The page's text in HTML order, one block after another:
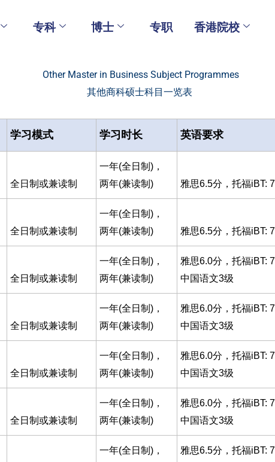
专科 博士 专职 香港院校
Other Master in Business Subject Programmes
其他商科硕士科目一览表 ​
学习模式 学习时长 英语要求
全日制或兼读制
一年(全日制)，
两年(兼读制)
雅思6.5分，托福iBT:
全日制或兼读制
一年(全日制)，
两年(兼读制)
雅思6.5分，托福iBT:
全日制或兼读制
一年(全日制)，
两年(兼读制)
雅思6.0分，托福iBT:
中国语文3级
全日制或兼读制
一年(全日制)，
两年(兼读制)
雅思6.0分，托福iBT:
中国语文3级
全日制或兼读制
一年(全日制)，
两年(兼读制)
雅思6.0分，托福iBT:
中国语文3级
全日制或兼读制
一年(全日制)，
两年(兼读制)
雅思6.0分，托福iBT:
中国语文3级
一年(全日制)，
雅思6.5分，托福iBT: